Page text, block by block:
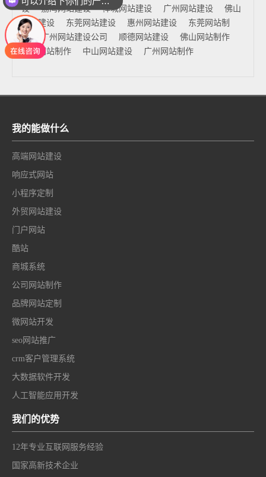
设
荔湾网站建设 禅城网站建设 广州网站建设
佛山
网站建设
东莞网站建设 惠州网站建设
东莞网站制
作
广州网站建设公司 顺德网站建设
佛山网站制作
花都网站制作
中山网站建设 广州网站制作
我的能做什么
高端网站建设
响应式网站
小程序定制
外贸网站建设
门户网站
酷站
商城系统
公司网站制作
品牌网站定制
微网站开发
seo网站推广
crm客户管理系统
大数据软件开发
人工智能应用开发
我们的优势
12年专业互联网服务经验
国家高新技术企业